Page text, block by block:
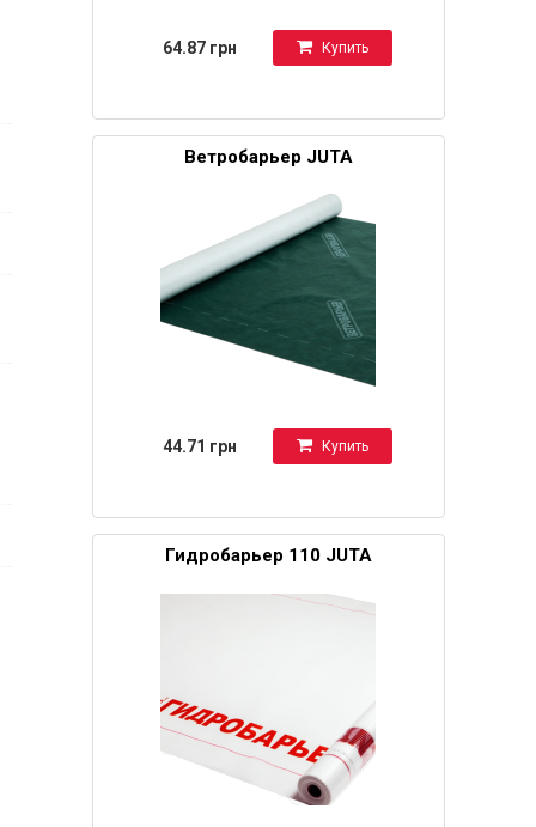
64.87 грн Купить
Ветробарьер JUTA
44.71 грн Купить
Гидробарьер 110 JUTA